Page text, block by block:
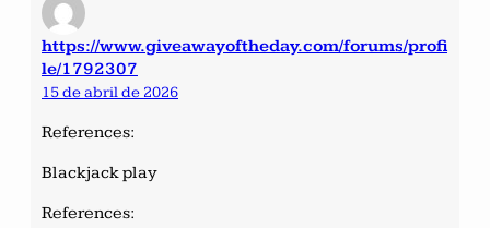
https://www.giveawayoftheday.com/forums/profi
le/1792307
15 de abril de 2026
References:
Blackjack play
References: